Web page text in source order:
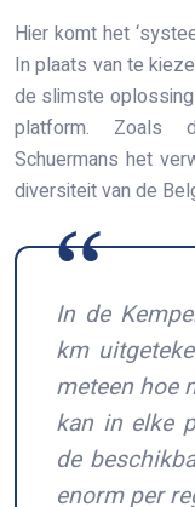
Hier komt het
In plaats van te
de slimste
platform. Zoals
Schuermans het
diversiteit van de
In de
km
meteen hoe
kan in elke
de
enorm per